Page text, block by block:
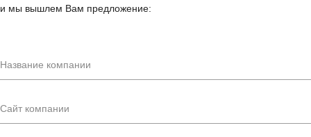
и мы вышлем Вам предложение: